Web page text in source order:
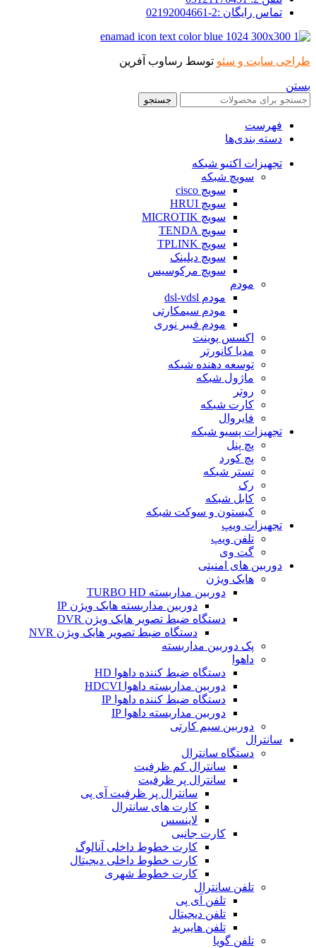
تماس رایگان :2-02192004661
سایت و سئوتوسط رساوب آفرین
جستجو
فهرست
دسته بندی‌ها
تجهیزات اکتیو شبکه
سویچ شبکه
سویچ cisco
سویچ HRUI
سویچ MICROTIK
سویچ TENDA
سویچ TPLINK
سویچ دیلینک
سویچ مرکوسیس
مودم
مودم dsl-vdsl
مودم سیمکارتی
مودم فیبر نوری
اکسس پوینت
مدیا کانورتر
توسعه دهنده شبکه
ماژول شبکه
روتر
کارت شبکه
فایروال
تجهیزات پسیو شبکه
پچ پنل
پچ کورد
تستر شبکه
رک
کابل شبکه
کیستون و سوکت شبکه
تجهیزات ویپ
تلفن ویپ
گت وی
دوربین های امنیتی
هایک ویژن
دوربین مداربسته TURBO HD
دوربین مداربسته هایک ویژن IP
دستگاه ضبط تصویر هایک ویژن DVR
دستگاه ضبط تصویر هایک ویژن NVR
پک دوربین مداربسته
داهوا
دستگاه ضبط کننده داهوا HD
دوربین مداربسته داهوا HDCVI
دستگاه ضبط کننده داهوا IP
دوربین مداربسته داهوا IP
دوربین سیم کارتی
سانترال
دستگاه سانترال
سانترال کم ظرفیت
سانترال پر ظرفیت
سانترال پر ظرفیت آی پی
کارت های سانترال
لاینسس
کارت جانبی
کارت خطوط داخلی آنالوگ
کارت خطوط داخلی دیجیتال
کارت خطوط شهری
تلفن سانترال
تلفن آی پی
تلفن دیجیتال
تلفن هایبرید
تلفن گویا